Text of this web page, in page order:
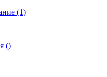
(1)
()